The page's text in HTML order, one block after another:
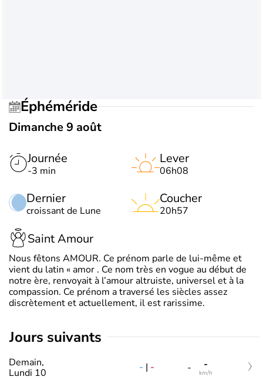
Éphéméride
Dimanche 9 août
Journée
-3 min
Dernier
croissant de Lune
Lever
06h08
Coucher
20h57
Saint Amour
Nous fêtons AMOUR. Ce prénom parle de lui-même et
vient du latin « amor . Ce nom très en vogue au début de
notre ère, renvoyait à l’amour altruiste, universel et à la
compassion. Ce prénom a traversé les siècles assez
discrètement et actuellement, il est rarissime.
jours suivants
Demain,
Lundi 10
- | - - -
km/h